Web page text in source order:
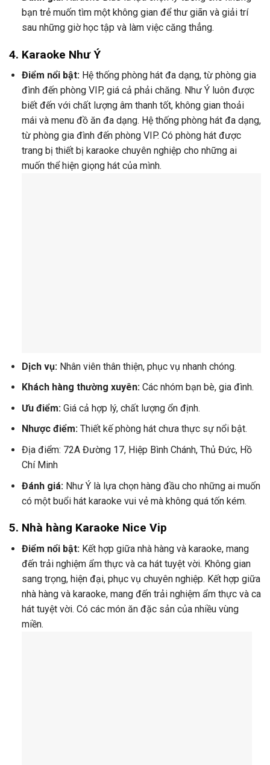
bạn trẻ muốn tìm một không gian để thư giãn và giải trí
sau những giờ học tập và làm việc căng thẳng.
4. Karaoke Như Ý
Điểm nổi bật:Hệ thống phòng hát đa dạng, từ phòng gia
đình đến phòng VIP, giá cả phải chăng. Như Ý luôn được
biết đến với chất lượng âm thanh tốt, không gian thoải
mái và menu đồ ăn đa dạng. Hệ thống phòng hát đa dạng,
từ phòng gia đình đến phòng VIP. Có phòng hát được
trang bị thiết bị karaoke chuyên nghiệp cho những ai
muốn thể hiện giọng hát của mình.
Dịch vụ:Nhân viên thân thiện, phục vụ nhanh chóng.
Khách hàng thường xuyên:Các nhóm bạn bè, gia đình.
Ưu điểm:Giá cả hợp lý, chất lượng ổn định.
Nhược điểm:Thiết kế phòng hát chưa thực sự nổi bật.
Địa điểm: 72A Đường 17, Hiệp Bình Chánh, Thủ Đức, Hồ
Chí Minh
Đánh giá:Như Ý là lựa chọn hàng đầu cho những ai muốn
có một buổi hát karaoke vui vẻ mà không quá tốn kém.
5. Nhà hàng Karaoke Nice Vip
Điểm nổi bật:Kết hợp giữa nhà hàng và karaoke, mang
đến trải nghiệm ẩm thực và ca hát tuyệt vời. Không gian
sang trọng, hiện đại, phục vụ chuyên nghiệp. Kết hợp giữa
nhà hàng và karaoke, mang đến trải nghiệm ẩm thực và ca
hát tuyệt vời. Có các món ăn đặc sản của nhiều vùng
miền.